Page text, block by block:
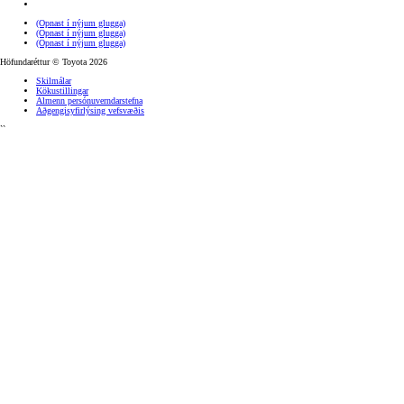
(Opnast í nýjum glugga)
(Opnast í nýjum glugga)
(Opnast í nýjum glugga)
Höfundaréttur © Toyota 2026
Skilmálar
Kökustillingar
Almenn persónuverndarstefna
Aðgengisyfirlýsing vefsvæðis
``